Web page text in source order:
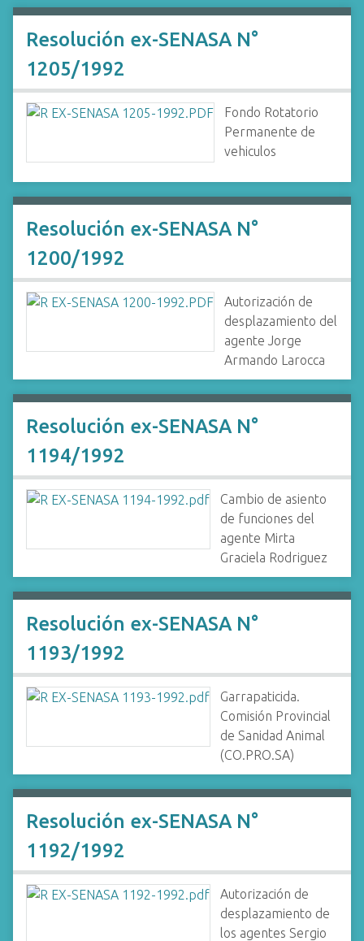
Resolución ex-SENASA N°
1205/1992
Fondo Rotatorio
Permanente de
vehiculos
Resolución ex-SENASA N°
1200/1992
Autorización de
desplazamiento del
agente Jorge
Armando Larocca
Resolución ex-SENASA N°
1194/1992
Cambio de asiento
de funciones del
agente Mirta
Graciela Rodriguez
Resolución ex-SENASA N°
1193/1992
Garrapaticida.
Comisión Provincial
de Sanidad Animal
(CO.PRO.SA)
Resolución ex-SENASA N°
1192/1992
Autorización de
desplazamiento de
los agentes Sergio